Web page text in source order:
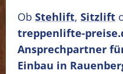
Ob Stehlift, Sitzlift
treppenlifte-
Ansprechpartner
Einbau in